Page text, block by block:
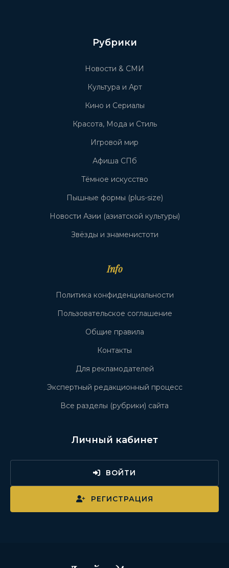
Рубрики
Новости & СМИ
Культура и Арт
Кино и Сериалы
Красота, Мода и Стиль
Игровой мир
Афиша СПб
Тёмное искусство
Пышные формы (plus-size)
Новости Азии (азиатской культуры)
Звёзды и знаменистоти
Info
Политика конфиденциальности
Пользовательское соглашение
Общие правила
Контакты
Для рекламодателей
Экспертный редакционный процесс
Все разделы (рубрики) сайта
Личный кабинет
ВОЙТИ
РЕГИСТРАЦИЯ